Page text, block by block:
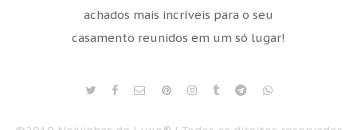
achados mais incríveis para o seu
casamento reunidos em um só lugar!